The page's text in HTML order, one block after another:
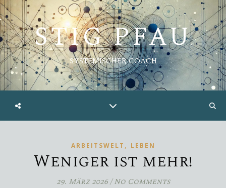
STIG PFAU
SYSTEMISCHER COACH
ARBEITSWELT , LEBEN
Weniger ist mehr!
29. März 2026/ No Comments